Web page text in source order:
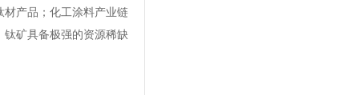
材产品；化工涂料产业链
钛矿具备极强的资源稀缺